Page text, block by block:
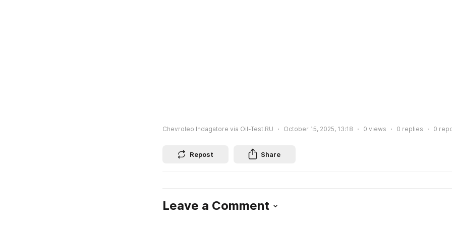
Chevroleo Indagatore via Oil-Test.RU October 15, 2025, 13:18 0 views 0 replies 0
Repost Share
Leave a Comment